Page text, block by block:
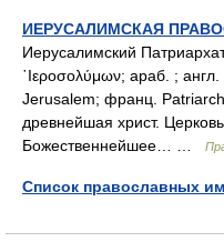
ИЕРУСАЛИМСКАЯ
Иерусалимский
῾Ιεροσολύμων; араб. ;
Jerusalem; франц.
древнейшая христ.
Божественнейшее… …
Список православных